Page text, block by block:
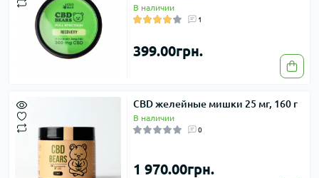
В наличии
1
399.00грн.
CBD желейные мишки 25 мг, 160 г
В наличии
0
1 970.00грн.